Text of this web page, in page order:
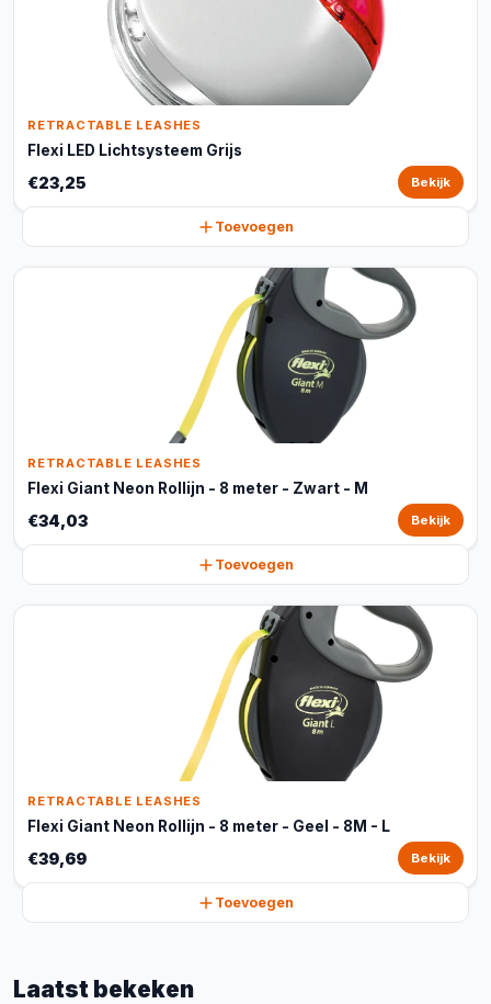
RETRACTABLE LEASHES
Flexi LED Lichtsysteem Grijs
€23,25 Bekijk
Toevoegen
RETRACTABLE LEASHES
Flexi Giant Neon Rollijn - 8 meter - Zwart - M
€34,03 Bekijk
Toevoegen
RETRACTABLE LEASHES
Flexi Giant Neon Rollijn - 8 meter - Geel - 8M - L
€39,69 Bekijk
Toevoegen
Laatst bekeken